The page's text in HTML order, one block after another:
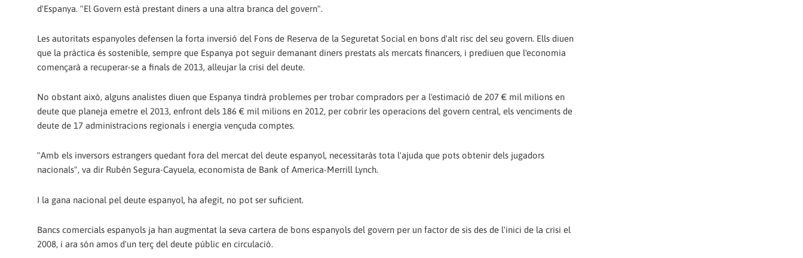
d'Espanya. "El Govern està prestant diners a una altra branca del govern".
Les autoritats espanyoles defensen la forta inversió del Fons de Reserva de la Seguretat Social en bons d'alt risc del seu govern. Ells diuen
que la pràctica és sostenible, sempre que Espanya pot seguir demanant diners prestats als mercats financers, i prediuen que l'economia
començarà a recuperar-se a finals de 2013, alleujar la crisi del deute.
No obstant això, alguns analistes diuen que Espanya tindrà problemes per trobar compradors per a l'estimació de 207 € mil milions en
deute que planeja emetre el 2013, enfront dels 186 € mil milions en 2012, per cobrir les operacions del govern central, els venciments de
deute de 17 administracions regionals i energia vençuda comptes.
"Amb els inversors estrangers quedant fora del mercat del deute espanyol, necessitaràs tota l'ajuda que pots obtenir dels jugadors
nacionals", va dir Rubén Segura-Cayuela, economista de Bank of America-Merrill Lynch.
I la gana nacional pel deute espanyol, ha afegit, no pot ser suficient.
Bancs comercials espanyols ja han augmentat la seva cartera de bons espanyols del govern per un factor de sis des de l'inici de la crisi el
2008, i ara són amos d'un terç del deute públic en circulació.